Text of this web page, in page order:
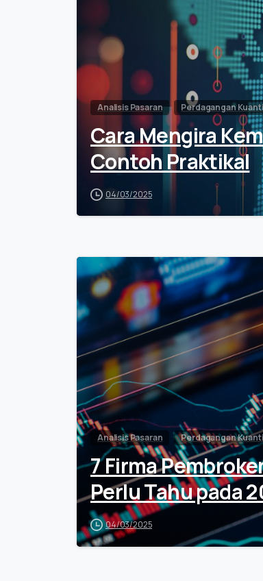
Analisis Pasaran Perdagangan
Cara Mengira
Contoh Praktikal
04/03/2025
Analisis Pasaran Perdagangan
7 Firma
Perlu Tahu pada
04/03/2025